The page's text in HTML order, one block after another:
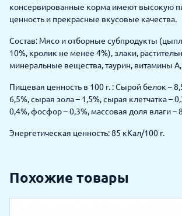
консервированные корма имеют высокую
ценность и прекрасные вкусовые качества.
Состав: Мясо и отборные субпродукты
10%, кролик не менее 4%), злаки,
минеральные вещества, таурин, витамины
Пищевая ценность в 100 г. : Сырой белок –
6,5%, сырая зола – 1,5%, сырая клетчатка –
0,4%, фосфор – 0,3%, массовая доля влаги –
Энергетическая ценность: 85 кКал/100 г.
Похожие товары